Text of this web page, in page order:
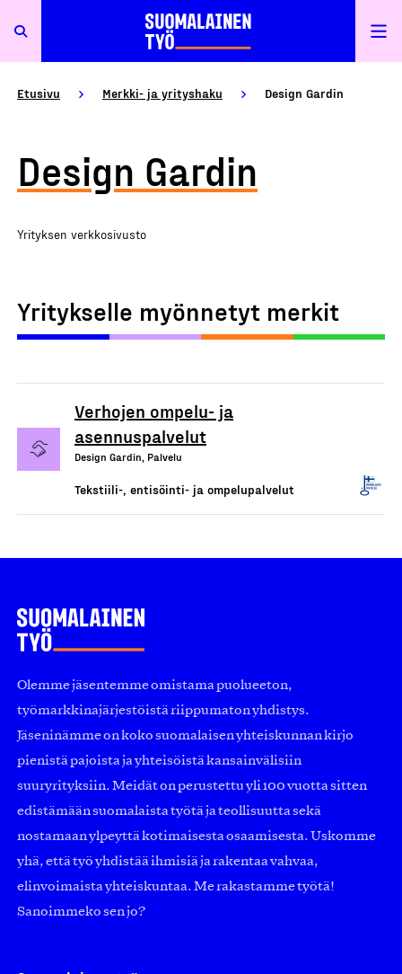
Etusivu Merkki- ja yrityshaku Design Gardin
Design Gardin
Yrityksen verkkosivusto
Yritykselle myönnetyt merkit
Verhojen ompelu- ja
asennuspalvelut
Design Gardin, Palvelu
Tekstiili-, entisöinti- ja ompelupalvelut
Olemme jäsentemme omistama puolueeton,
työmarkkinajärjestöistä riippumaton yhdistys.
Jäseninämme on koko suomalaisen yhteiskunnan kirjo
pienistä pajoista ja yhteisöistä kansainvälisiin
suuryrityksiin. Meidät on perustettu yli 100 vuotta sitten
edistämään suomalaista työtä ja teollisuutta sekä
nostamaan ylpeyttä kotimaisesta osaamisesta. Uskomme
yhä, että työ yhdistää ihmisiä ja rakentaa vahvaa,
elinvoimaista yhteiskuntaa. Me rakastamme työtä!
Sanoimmeko sen jo?